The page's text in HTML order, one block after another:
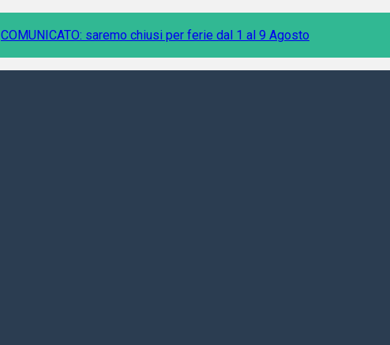
COMUNICATO: saremo chiusi per ferie dal 1 al 9 Agosto